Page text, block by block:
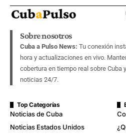
Sobre nosotros
Cuba a Pulso News: Tu conexión
hora y actualizaciones en vivo.
cobertura en tiempo real sobre Cuba
noticias 24/7.
Top Categorías
Noticias de Cuba
Noticias Estados Unidos